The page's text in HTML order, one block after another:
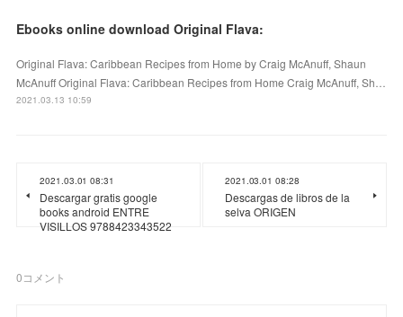
Ebooks online download Original Flava:
Original Flava: Caribbean Recipes from Home by Craig McAnuff, Shaun
McAnuff Original Flava: Caribbean Recipes from Home Craig McAnuff, Sh…
2021.03.13 10:59
2021.03.01 08:31
Descargar gratis google
books android ENTRE
VISILLOS 9788423343522
2021.03.01 08:28
Descargas de libros de la
selva ORIGEN
0コメント